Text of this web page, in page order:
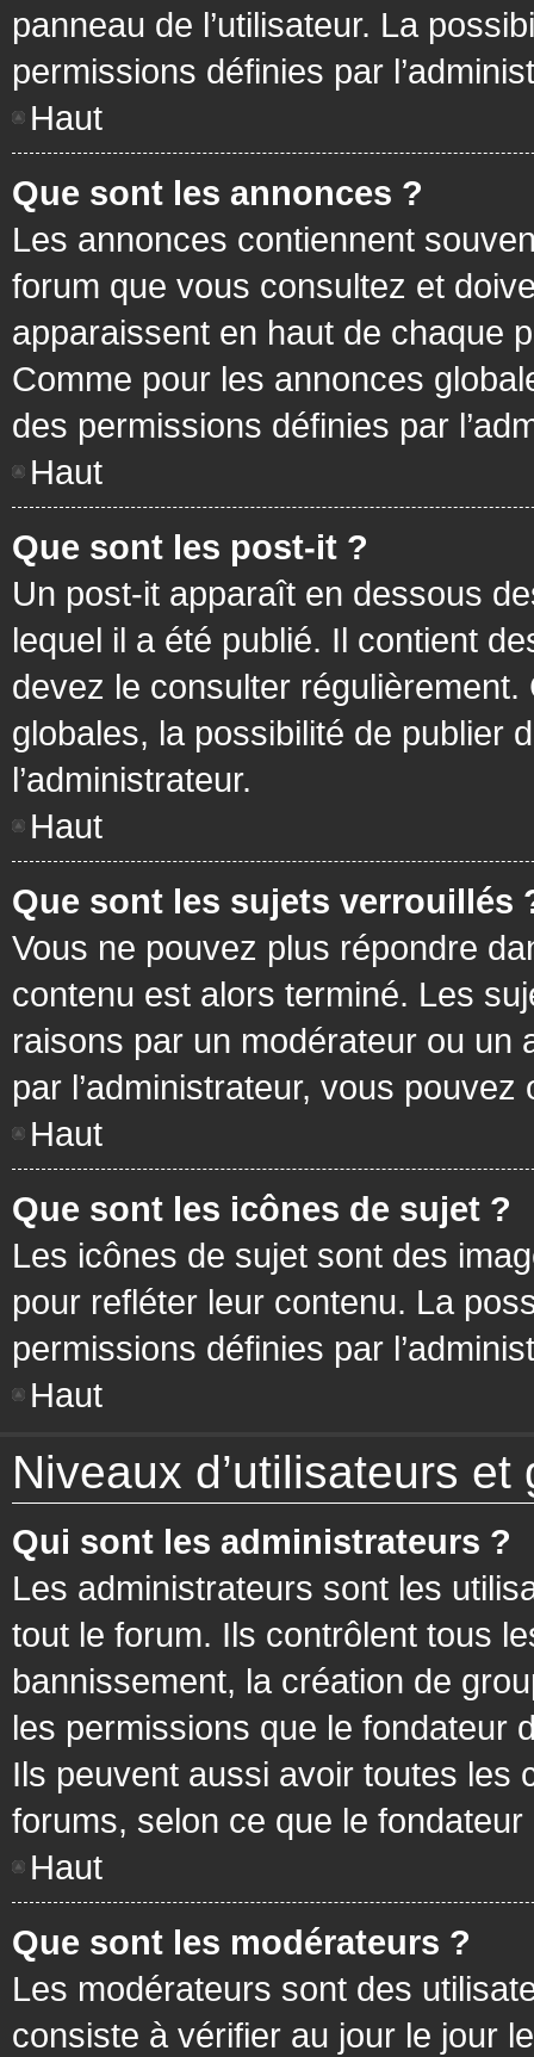
panneau de l’utilisateur. La
permissions définies par
Haut
Que sont les annonces ?
Les annonces contiennent
forum que vous consultez et
apparaissent en haut de chaque
Comme pour les annonces
des permissions définies par
Haut
Que sont les post-it ?
Un post-it apparaît en dessous
lequel il a été publié. Il contient
devez le consulter
globales, la possibilité de publier
l’administrateur.
Haut
Que sont les sujets verrouillés
Vous ne pouvez plus répondre
contenu est alors terminé. Les
raisons par un modérateur ou un
par l’administrateur, vous
Haut
Que sont les icônes de sujet ?
Les icônes de sujet sont des
pour refléter leur contenu. La
permissions définies par
Haut
Niveaux d’utilisateurs et
Qui sont les administrateurs ?
Les administrateurs sont les
tout le forum. Ils contrôlent tous
bannissement, la création de
les permissions que le fondateur
Ils peuvent aussi avoir toutes les
forums, selon ce que le
Haut
Que sont les modérateurs ?
Les modérateurs sont des
consiste à vérifier au jour le jour